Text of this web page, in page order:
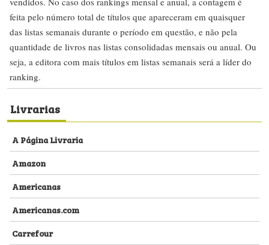
feita pelo número total de títulos que apareceram em quaisquer
das listas semanais durante o período em questão, e não pela
quantidade de livros nas listas consolidadas mensais ou anual. Ou
seja, a editora com mais títulos em listas semanais será a líder do
ranking.
Livrarias
A Página Livraria
Amazon
Americanas
Americanas.com
Carrefour